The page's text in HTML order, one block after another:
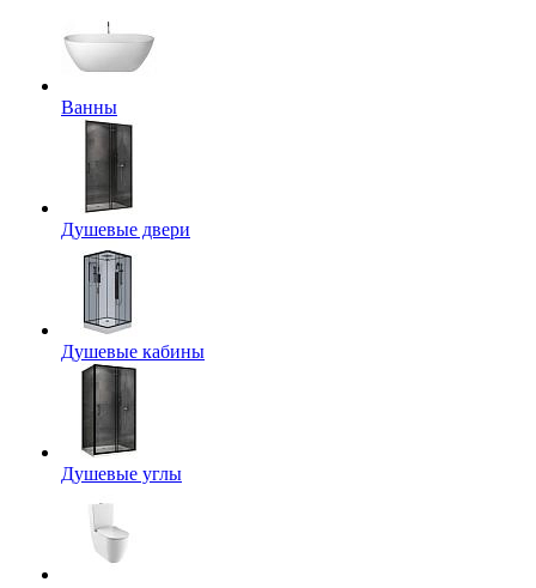
Ванны
Душевые двери
Душевые кабины
Душевые углы